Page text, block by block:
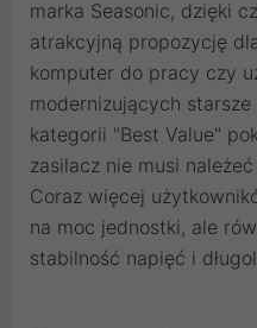
marka Seasonic, dzięki
atrakcyjną propozycję
komputer do pracy czy
modernizujących
kategorii "Best Value"
zasilacz nie musi
Coraz więcej
na moc jednostki, ale
stabilność napięć i